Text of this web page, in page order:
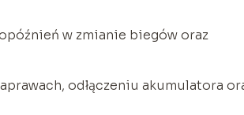
w zmianie biegów oraz
odłączeniu akumulatora